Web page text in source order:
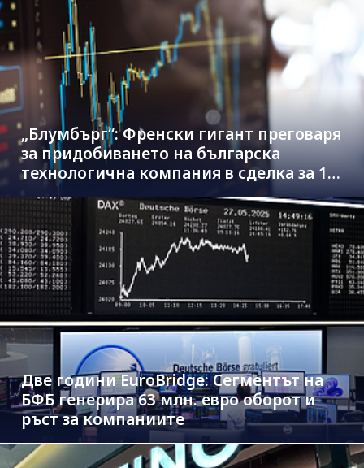
„Блумбърг“: Френски гигант преговаря
за придобиването на българска
технологична компания в сделка за 1.3
млрд. евро
Две години EuroBridge: Сегментът на
БФБ генерира 63 млн. евро оборот и
ръст за компаниите